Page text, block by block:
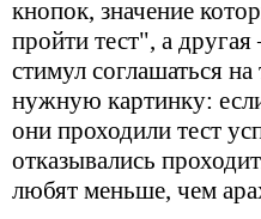
кнопок, значение
пройти тест", а
стимул соглашаться
нужную картинку:
они проходили тест
отказывались
любят меньше, чем